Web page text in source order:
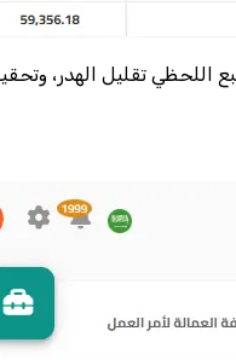
تقليل الهدر،